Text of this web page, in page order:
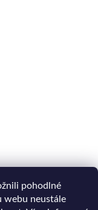
pohodlné
webu neustále